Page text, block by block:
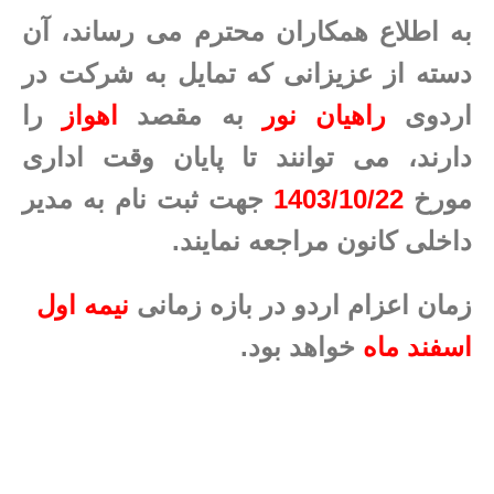
به اطلاع همکاران محترم می رساند، آن
دسته از عزیزانی که تمایل به شرکت در
اردویراهیان نور به مقصد اهواز
را
دارند، می توانند تا پایان وقت اداری
مورخ 1403/10/22 جهت ثبت نام به مدیر
داخلی کانون مراجعه نمایند.
زمان اعزام اردو در بازه زمانی نیمه اول
اسفند ماه خواهد بود.